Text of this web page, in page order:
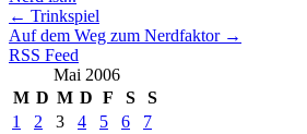
← Trinkspiel
Auf dem Weg zum Nerdfaktor →
RSS Feed
Mai 2006
M D M D F S
S
1
2 3 4 5 6
7